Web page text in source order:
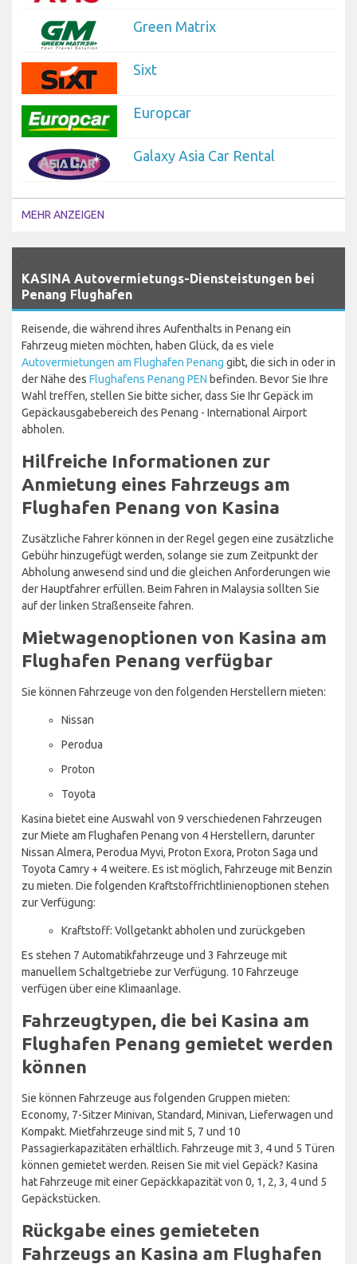
Green Matrix
Sixt
Europcar
Galaxy Asia Car Rental
MEHR ANZEIGEN
KASINA Autovermietungs-Diensteistungen bei
Penang Flughafen
Reisende, die während ihres Aufenthalts in Penang ein
Fahrzeug mieten möchten, haben Glück, da es viele
Autovermietungen am Flughafen Penang gibt, die sich in oder in
der Nähe des Flughafens Penang PEN befinden. Bevor Sie Ihre
Wahl treffen, stellen Sie bitte sicher, dass Sie Ihr Gepäck im
Gepäckausgabebereich des Penang - International Airport
abholen.
Hilfreiche Informationen zur
Anmietung eines Fahrzeugs am
Flughafen Penang von Kasina
Zusätzliche Fahrer können in der Regel gegen eine zusätzliche
Gebühr hinzugefügt werden, solange sie zum Zeitpunkt der
Abholung anwesend sind und die gleichen Anforderungen wie
der Hauptfahrer erfüllen. Beim Fahren in Malaysia sollten Sie
auf der linken Straßenseite fahren.
Mietwagenoptionen von Kasina am
Flughafen Penang verfügbar
Sie können Fahrzeuge von den folgenden Herstellern mieten:
Nissan
Perodua
Proton
Toyota
Kasina bietet eine Auswahl von 9 verschiedenen Fahrzeugen
zur Miete am Flughafen Penang von 4 Herstellern, darunter
Nissan Almera, Perodua Myvi, Proton Exora, Proton Saga und
Toyota Camry + 4 weitere. Es ist möglich, Fahrzeuge mit Benzin
zu mieten. Die folgenden Kraftstoffrichtlinienoptionen stehen
zur Verfügung:
Kraftstoff: Vollgetankt abholen und zurückgeben
Es stehen 7 Automatikfahrzeuge und 3 Fahrzeuge mit
manuellem Schaltgetriebe zur Verfügung. 10 Fahrzeuge
verfügen über eine Klimaanlage.
Fahrzeugtypen, die bei Kasina am
Flughafen Penang gemietet werden
können
Sie können Fahrzeuge aus folgenden Gruppen mieten:
Economy, 7-Sitzer Minivan, Standard, Minivan, Lieferwagen und
Kompakt. Mietfahrzeuge sind mit 5, 7 und 10
Passagierkapazitäten erhältlich. Fahrzeuge mit 3, 4 und 5 Türen
können gemietet werden. Reisen Sie mit viel Gepäck? Kasina
hat Fahrzeuge mit einer Gepäckkapazität von 0, 1, 2, 3, 4 und 5
Gepäckstücken.
Rückgabe eines gemieteten
Fahrzeugs an Kasina am Flughafen